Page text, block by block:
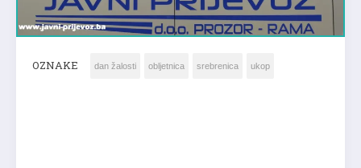
OZNAKE dan žalosti obljetnica srebrenica ukop